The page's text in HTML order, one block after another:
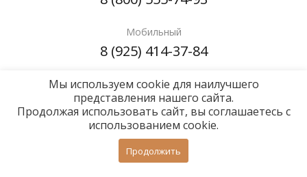
Мобильный
8 (925) 414-37-84
Почта для расчетов
info@sk-veles.ru
Политика конфиденциальности
Мы используем cookie для наилучшего
представления нашего сайта.
Продолжая использовать сайт, вы соглашаетесь с
использованием cookie.
Продолжить